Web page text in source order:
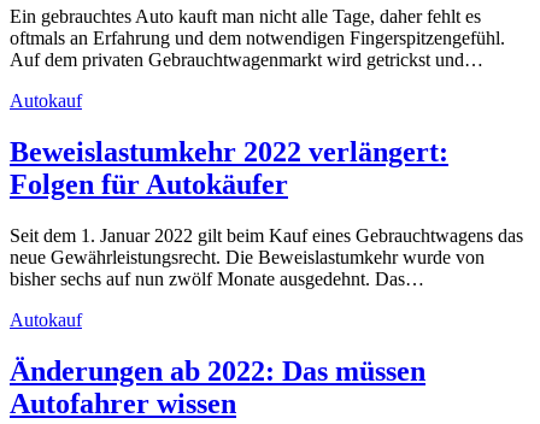
Ein gebrauchtes Auto kauft man nicht alle Tage, daher fehlt es
oftmals an Erfahrung und dem notwendigen Fingerspitzengefühl.
Auf dem privaten Gebrauchtwagenmarkt wird getrickst und…
Autokauf
Beweislastumkehr 2022 verlängert:
Folgen für Autokäufer
Seit dem 1. Januar 2022 gilt beim Kauf eines Gebrauchtwagens das
neue Gewährleistungsrecht. Die Beweislastumkehr wurde von
bisher sechs auf nun zwölf Monate ausgedehnt. Das…
Autokauf
Änderungen ab 2022: Das müssen
Autofahrer wissen